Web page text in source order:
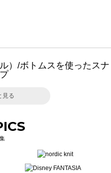
）/ボトムスを使ったスナ
見る